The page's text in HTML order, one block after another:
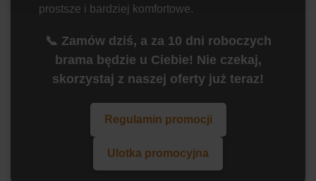
prostsze i bardziej komfortowe.
📞 Zamów dziś, a za 10 dni roboczych
brama będzie u Ciebie! Nie czekaj,
skorzystaj z naszej oferty już teraz!
Regulamin promocji
Ulotka promocyjna